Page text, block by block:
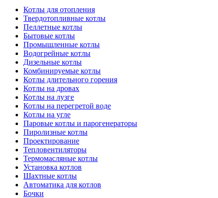
Котлы для отопления
Твердотопливные котлы
Пеллетные котлы
Бытовые котлы
Промышленные котлы
Водогрейные котлы
Дизельные котлы
Комбинируемые котлы
Котлы длительного горения
Котлы на дровах
Котлы на лузге
Котлы на перегретой воде
Котлы на угле
Паровые котлы и парогенераторы
Пиролизные котлы
Проектирование
Тепловентиляторы
Термомасляные котлы
Установка котлов
Шахтные котлы
Автоматика для котлов
Бочки